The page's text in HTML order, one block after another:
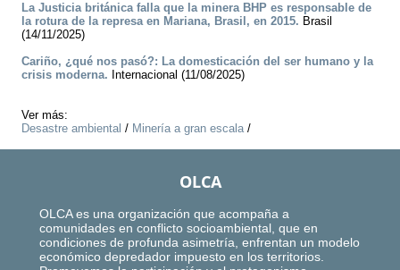
La Justicia británica falla que la minera BHP es responsable de
la rotura de la represa en Mariana, Brasil, en 2015. Brasil
(14/11/2025)
Cariño, ¿qué nos pasó?: La domesticación del ser humano y la
crisis moderna. Internacional (11/08/2025)
Ver más:
Desastre ambiental / Minería a gran escala/
OLCA
OLCA es una organización que acompaña a
comunidades en conflicto socioambiental, que en
condiciones de profunda asimetría, enfrentan un modelo
económico depredador impuesto en los territorios.